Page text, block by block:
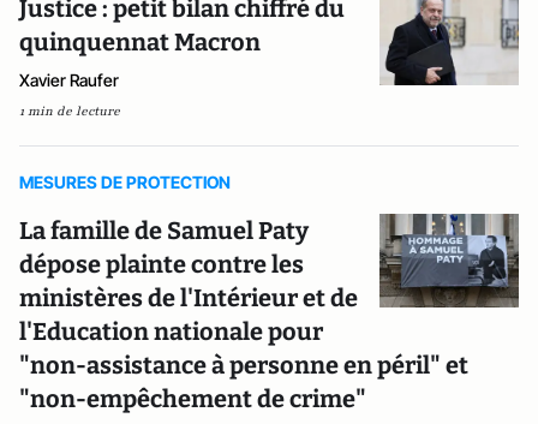
Justice : petit bilan chiffré du
quinquennat Macron
Xavier Raufer
1 min de lecture
MESURES DE PROTECTION
La famille de Samuel Paty
dépose plainte contre les
ministères de l'Intérieur et de
l'Education nationale pour
"non-assistance à personne en péril" et
"non-empêchement de crime"